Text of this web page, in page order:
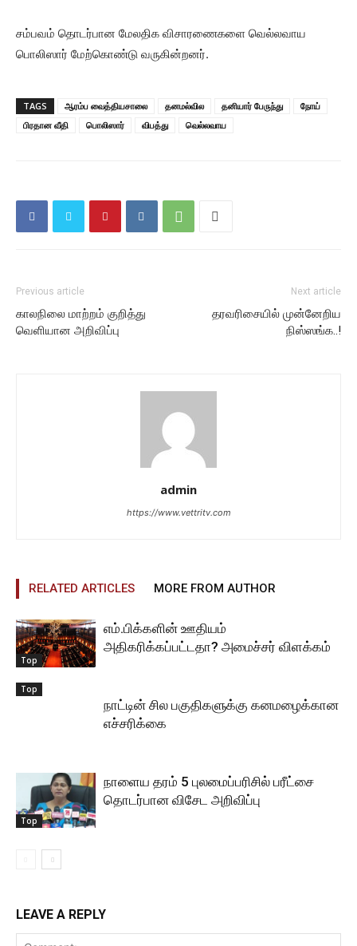
சம்பவம் தொடர்பான மேலதிக விசாரணைகளை வெல்லவாய
பொலிஸார் மேற்கொண்டு வருகின்றனர்.
TAGS ஆரம்ப வைத்தியசாலை தனமல்வில தனியார் பேருந்து
நோய்
பிரதான வீதி
பொலிஸார் விபத்து வெல்லவாய
Previous article
காலநிலை மாற்றம் குறித்து
வெளியான அறிவிப்பு
Next article
தரவரிசையில் முன்னேறிய
நிஸ்ஸங்க..!
admin
https://www.vettritv.com
RELATED ARTICLES MORE FROM AUTHOR
Top
எம்.பிக்களின் ஊதியம்
அதிகரிக்கப்பட்டதா? அமைச்சர் விளக்கம்
Top
நாட்டின் சில பகுதிகளுக்கு கனமழைக்கான
எச்சரிக்கை
Top
நாளைய தரம் 5 புலமைப்பரிசில் பரீட்சை
தொடர்பான விசேட அறிவிப்பு
LEAVE A REPLY